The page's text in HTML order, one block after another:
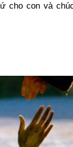
cho con và